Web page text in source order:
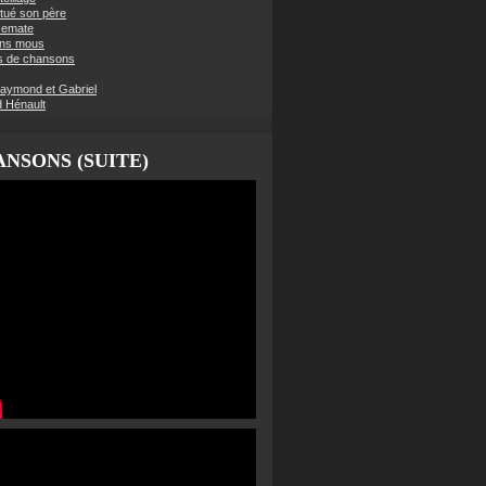
son père
mous
de chansons
et Gabriel
Hénault
(SUITE)